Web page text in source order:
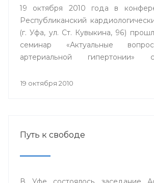
19 октября 2010 года в
Республиканский
(г. Уфа, ул. Ст. Кувыкина, 96)
семинар «Актуальные
артериальной гипертонии»
Стерлитамак, Дюртюли.
19 октября 2010
Путь к свободе